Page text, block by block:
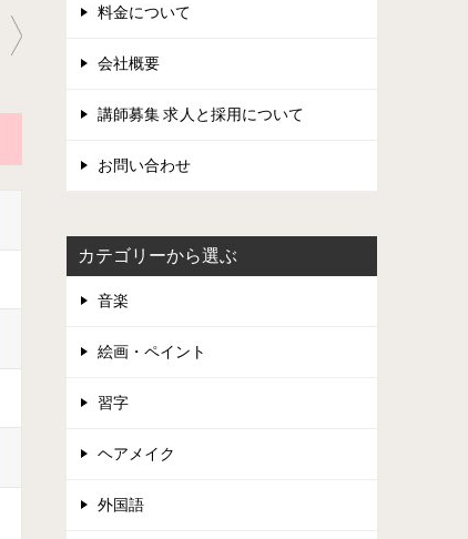
料金について
会社概要
講師募集 求人と採用について
お問い合わせ
カテゴリーから選ぶ
音楽
絵画・ペイント
習字
ヘアメイク
外国語